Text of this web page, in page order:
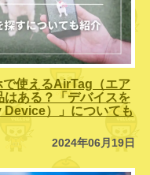
使えるAirTag（エア
はある？「デバイスを
Device）」についても
2024年06月19日